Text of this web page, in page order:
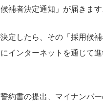
補者決定通知」が届きま
定したら、その「採用候
インターネットを通じて
約書の提出、マイナンバー